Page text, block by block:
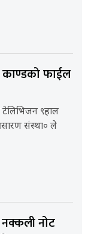
फाईल
टेलिभिजन ९हाल
संस्था० ले
नोट